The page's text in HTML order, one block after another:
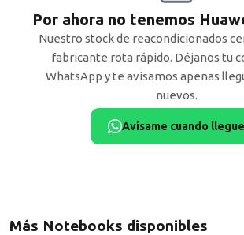
ASUS
Por ahora no tenemos
Nuestro stock de reacondicionados
fabricante rota rápido. Déjanos tu
WhatsApp y te avisamos apenas
nuevos.
Avísame cuando llegue
Más Notebooks disponibles